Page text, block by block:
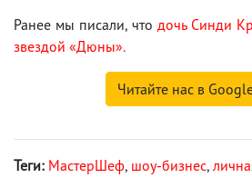
Ранее мы писали, что дочь Синди
звездой «Дюны».
Читайте нас в
Теги: МастерШеф, шоу-бизнес,